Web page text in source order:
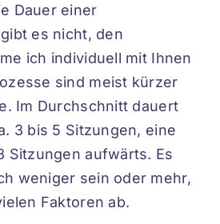
Dauer einer
es nicht, den
ich individuell mit Ihnen
sind meist kürzer
Im Durchschnitt dauert
3 bis 5 Sitzungen, eine
Sitzungen aufwärts. Es
weniger sein oder mehr,
Faktoren ab.